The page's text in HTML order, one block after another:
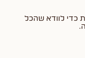
קשר טלפוני תוך 24 שעות כדי לוודא שהכל